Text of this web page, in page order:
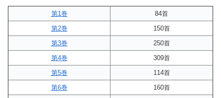
第1巻
84首
第2巻
150首
第3巻
250首
第4巻
309首
第5巻
114首
第6巻
160首